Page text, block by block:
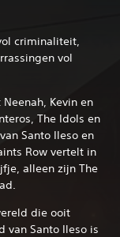
criminaliteit,
vol
Kevin en
The Idols en
Santo Ileso en
Row vertelt in
alleen zijn The
die ooit
van Santo Ileso is